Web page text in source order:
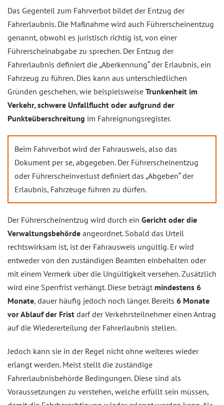
Das Gegenteil zum Fahrverbot bildet der Entzug der
Fahrerlaubnis. Die Maßnahme wird auch Führerscheinentzug
genannt, obwohl es juristisch richtig ist, von einer
Führerscheinabgabe zu sprechen. Der Entzug der
Fahrerlaubnis definiert die „Aberkennung“ der Erlaubnis, ein
Fahrzeug zu führen. Dies kann aus unterschiedlichen
Gründen geschehen, wie beispielsweise Trunkenheit im
Verkehr, schwere Unfallflucht oder aufgrund der
Punkteüberschreitung im Fahreignungsregister.
Beim Fahrverbot wird der Fahrausweis, also das
Dokument per se, abgegeben. Der Führerscheinentzug
oder Führerscheinverlust definiert das „Abgeben“ der
Erlaubnis, Fahrzeuge führen zu dürfen.
Der Führerscheinentzug wird durch ein Gericht oder die
Verwaltungsbehörde angeordnet. Sobald das Urteil
rechtswirksam ist, ist der Fahrausweis ungültig. Er wird
entweder von den zuständigen Beamten einbehalten oder
mit einem Vermerk über die Ungültigkeit versehen. Zusätzlich
wird eine Sperrfrist verhängt. Diese beträgt mindestens 6
Monate, dauer häufig jedoch noch länger. Bereits 6 Monate
vor Ablauf der Frist darf der Verkehrsteilnehmer einen Antrag
auf die Wiedererteilung der Fahrerlaubnis stellen.
Jedoch kann sie in der Regel nicht ohne weiteres wieder
erlangt werden. Meist stellt die zuständige
Fahrerlaubnisbehörde Bedingungen. Diese sind als
Voraussetzungen zu verstehen, welche erfüllt sein müssen,